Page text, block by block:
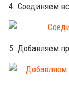
4. Соединяем
5. Добавляем